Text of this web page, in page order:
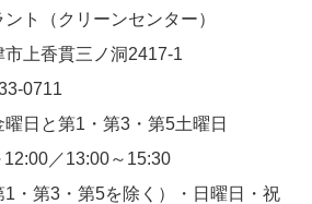
ト（クリーンセンター）
上香貫三ノ洞2417-1
0711
日と第1・第3・第5土曜日
／13:00～15:30
・第3・第5を除く）・日曜日・祝